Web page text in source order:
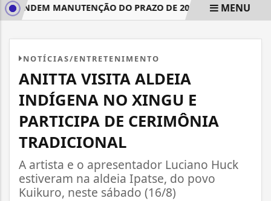
MANUTENÇÃO DO PRAZO DE 20 ANOS PARAMENU
NOTÍCIAS/ENTRETENIMENTO
ANITTA VISITA ALDEIA
INDÍGENA NO XINGU E
PARTICIPA DE CERIMÔNIA
TRADICIONAL
A artista e o apresentador Luciano Huck
estiveram na aldeia Ipatse, do povo
Kuikuro, neste sábado (16/8)